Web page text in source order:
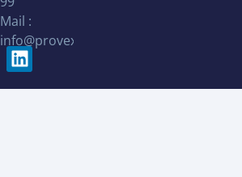
Mail :
info@provexi.fr